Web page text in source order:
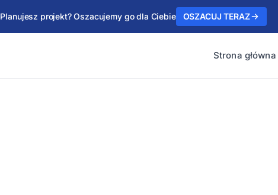
Planujesz projekt? Oszacujemy go dla Ciebie OSZACUJ TERAZ
Strona główna